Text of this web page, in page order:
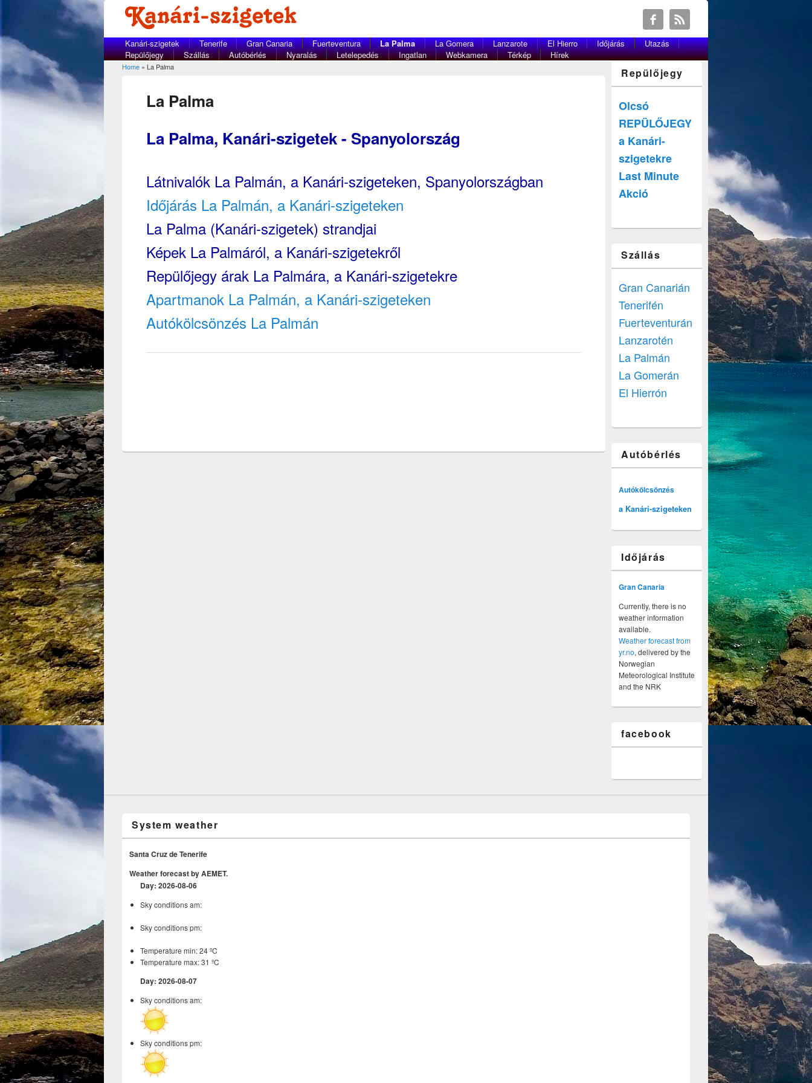
Kanári-szigetek Tenerife Gran Canaria Fuerteventura La Palma La Gomera Lanzarote El Hierro Időjárás
Utazás
Repülőjegy
Szállás Autóbérlés Nyaralás Letelepedés Ingatlan Webkamera Térkép Hírek
You are here
Home » La Palma
La Palma
La Palma, Kanári-szigetek - Spanyolország
Látnivalók La Palmán, a Kanári-szigeteken, Spanyolországban
Időjárás La Palmán, a Kanári-szigeteken
La Palma (Kanári-szigetek) strandjai
Képek La Palmáról, a Kanári-szigetekről
Repülőjegy árak La Palmára, a Kanári-szigetekre
Apartmanok La Palmán, a Kanári-szigeteken
Autókölcsönzés La Palmán
Repülőjegy
Olcsó
REPÜLŐJEGY
a Kanári-
szigetekre
Last Minute
Akció
Szállás
Gran Canarián
Tenerifén
Fuerteventurán
Lanzarotén
La Palmán
La Gomerán
El Hierrón
Autóbérlés
Autókölcsönzés
a Kanári-szigeteken
Időjárás
Gran Canaria
Currently, there is no
weather information
available.
Weather forecast from
yr.no, delivered by the
Norwegian
Meteorological Institute
and the NRK
facebook
System weather
Santa Cruz de Tenerife
Weather forecast by AEMET.
Day: 2026-08-06
Sky conditions am:
Sky conditions pm:
Temperature min: 24 ºC
Temperature max: 31 ºC
Day: 2026-08-07
Sky conditions am:
Sky conditions pm: